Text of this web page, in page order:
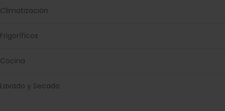
Climatización
Frigoríficos
Cocina
Lavado y Secado